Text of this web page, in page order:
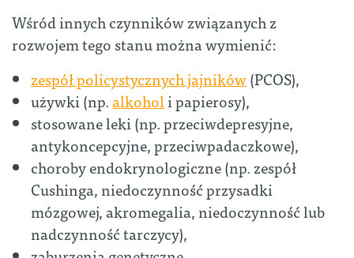
Wśród innych czynników związanych z
rozwojem tego stanu można wymienić:
zespół policystycznych jajników(PCOS),
używki (np.alkoholi papierosy),
stosowane leki (np. przeciwdepresyjne,
antykoncepcyjne, przeciwpadaczkowe),
choroby endokrynologiczne (np. zespół
Cushinga, niedoczynność przysadki
mózgowej, akromegalia, niedoczynność lub
nadczynność tarczycy),